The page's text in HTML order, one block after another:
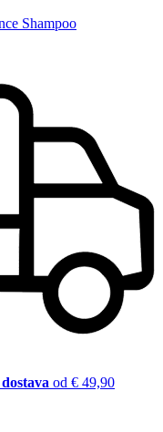
Shampoo
od € 49,90